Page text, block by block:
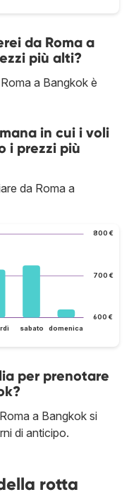
da Roma a
più alti?
a Bangkok è
in cui i voli
i prezzi più
da Roma a
600 €
700 €
800 €
sabato domenica
per prenotare
a Bangkok si
di anticipo.
rotta